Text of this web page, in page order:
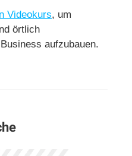
Videokurs, um
örtlich
aufzubauen.